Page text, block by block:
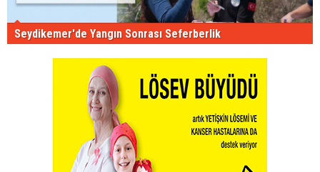
Seydikemer'de Yangın Sonrası Seferberlik